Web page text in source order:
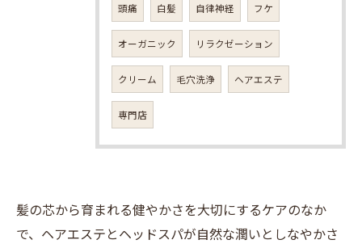
頭痛 白髪 自律神経 フケ
オーガニック リラクゼーション
クリーム 毛穴洗浄 ヘアエステ
専門店
髪の芯から育まれる健やかさを大切にするケアのなか
で、ヘアエステとヘッドスパが自然な潤いとしなやかさ